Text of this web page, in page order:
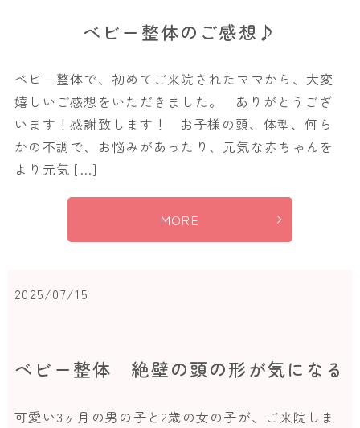
ベビー整体のご感想♪
ベビー整体で、初めてご来院されたママから、大変
嬉しいご感想をいただきました。 ありがとうござ
います！感謝致します！ お子様の頭、体型、何ら
かの不調で、お悩みがあったり、元気な赤ちゃんを
より元気 […]
MORE
2025/07/15
ベビー整体 絶壁の頭の形が気になる
可愛い3ヶ月の男の子と2歳の女の子が、ご来院しま